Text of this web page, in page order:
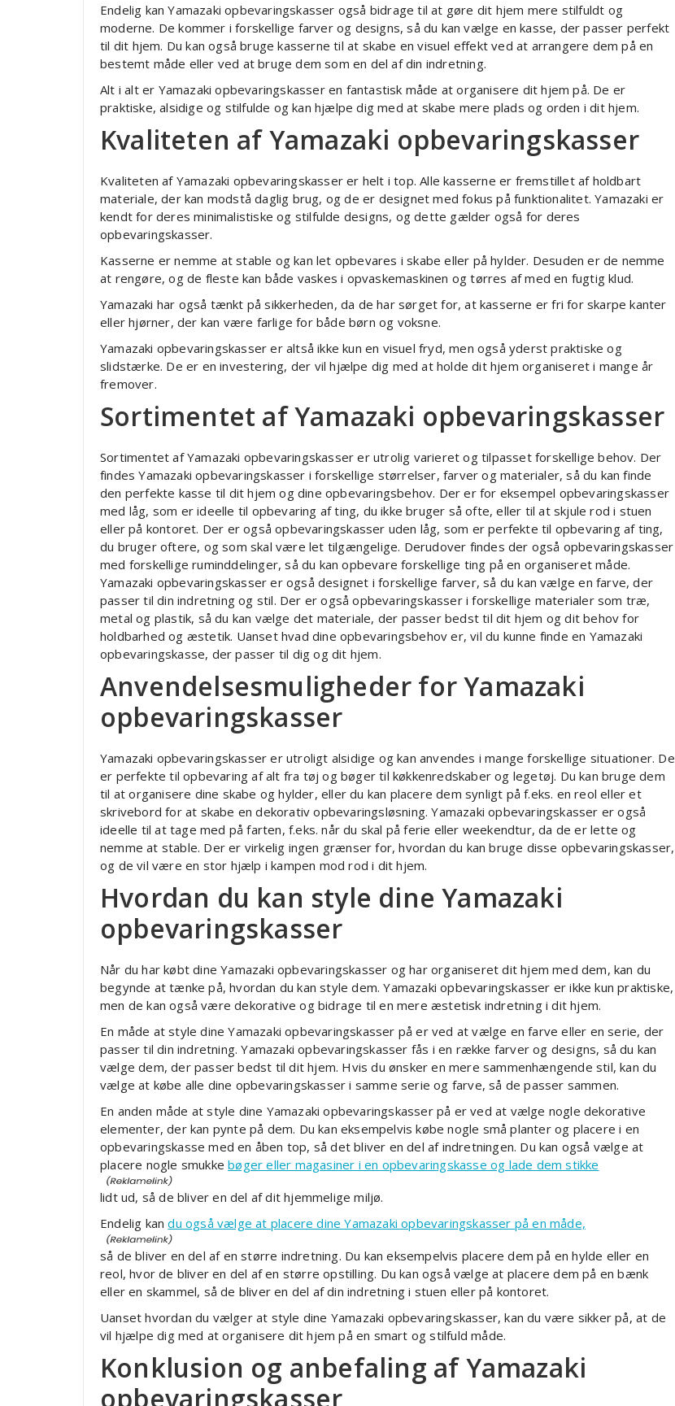
Endelig kan Yamazaki opbevaringskasser også bidrage til at gøre dit hjem mere stilfuldt og
moderne. De kommer i forskellige farver og designs, så du kan vælge en kasse, der passer perfekt
til dit hjem. Du kan også bruge kasserne til at skabe en visuel effekt ved at arrangere dem på en
bestemt måde eller ved at bruge dem som en del af din indretning.
Alt i alt er Yamazaki opbevaringskasser en fantastisk måde at organisere dit hjem på. De er
praktiske, alsidige og stilfulde og kan hjælpe dig med at skabe mere plads og orden i dit hjem.
Kvaliteten af Yamazaki opbevaringskasser
Kvaliteten af Yamazaki opbevaringskasser er helt i top. Alle kasserne er fremstillet af holdbart
materiale, der kan modstå daglig brug, og de er designet med fokus på funktionalitet. Yamazaki er
kendt for deres minimalistiske og stilfulde designs, og dette gælder også for deres
opbevaringskasser.
Kasserne er nemme at stable og kan let opbevares i skabe eller på hylder. Desuden er de nemme
at rengøre, og de fleste kan både vaskes i opvaskemaskinen og tørres af med en fugtig klud.
Yamazaki har også tænkt på sikkerheden, da de har sørget for, at kasserne er fri for skarpe kanter
eller hjørner, der kan være farlige for både børn og voksne.
Yamazaki opbevaringskasser er altså ikke kun en visuel fryd, men også yderst praktiske og
slidstærke. De er en investering, der vil hjælpe dig med at holde dit hjem organiseret i mange år
fremover.
Sortimentet af Yamazaki opbevaringskasser
Sortimentet af Yamazaki opbevaringskasser er utrolig varieret og tilpasset forskellige behov. Der
findes Yamazaki opbevaringskasser i forskellige størrelser, farver og materialer, så du kan finde
den perfekte kasse til dit hjem og dine opbevaringsbehov. Der er for eksempel opbevaringskasser
med låg, som er ideelle til opbevaring af ting, du ikke bruger så ofte, eller til at skjule rod i stuen
eller på kontoret. Der er også opbevaringskasser uden låg, som er perfekte til opbevaring af ting,
du bruger oftere, og som skal være let tilgængelige. Derudover findes der også opbevaringskasser
med forskellige ruminddelinger, så du kan opbevare forskellige ting på en organiseret måde.
Yamazaki opbevaringskasser er også designet i forskellige farver, så du kan vælge en farve, der
passer til din indretning og stil. Der er også opbevaringskasser i forskellige materialer som træ,
metal og plastik, så du kan vælge det materiale, der passer bedst til dit hjem og dit behov for
holdbarhed og æstetik. Uanset hvad dine opbevaringsbehov er, vil du kunne finde en Yamazaki
opbevaringskasse, der passer til dig og dit hjem.
Anvendelsesmuligheder for Yamazaki
opbevaringskasser
Yamazaki opbevaringskasser er utroligt alsidige og kan anvendes i mange forskellige situationer. De
er perfekte til opbevaring af alt fra tøj og bøger til køkkenredskaber og legetøj. Du kan bruge dem
til at organisere dine skabe og hylder, eller du kan placere dem synligt på f.eks. en reol eller et
skrivebord for at skabe en dekorativ opbevaringsløsning. Yamazaki opbevaringskasser er også
ideelle til at tage med på farten, f.eks. når du skal på ferie eller weekendtur, da de er lette og
nemme at stable. Der er virkelig ingen grænser for, hvordan du kan bruge disse opbevaringskasser,
og de vil være en stor hjælp i kampen mod rod i dit hjem.
Hvordan du kan style dine Yamazaki
opbevaringskasser
Når du har købt dine Yamazaki opbevaringskasser og har organiseret dit hjem med dem, kan du
begynde at tænke på, hvordan du kan style dem. Yamazaki opbevaringskasser er ikke kun praktiske,
men de kan også være dekorative og bidrage til en mere æstetisk indretning i dit hjem.
En måde at style dine Yamazaki opbevaringskasser på er ved at vælge en farve eller en serie, der
passer til din indretning. Yamazaki opbevaringskasser fås i en række farver og designs, så du kan
vælge dem, der passer bedst til dit hjem. Hvis du ønsker en mere sammenhængende stil, kan du
vælge at købe alle dine opbevaringskasser i samme serie og farve, så de passer sammen.
En anden måde at style dine Yamazaki opbevaringskasser på er ved at vælge nogle dekorative
elementer, der kan pynte på dem. Du kan eksempelvis købe nogle små planter og placere i en
opbevaringskasse med en åben top, så det bliver en del af indretningen. Du kan også vælge at
placere nogle smukkebøger eller magasiner i en opbevaringskasse og lade dem stikke
lidt ud, så de bliver en del af dit hjemmelige miljø.
Endelig kandu også vælge at placere dine Yamazaki opbevaringskasser på en måde,
så de bliver en del af en større indretning. Du kan eksempelvis placere dem på en hylde eller en
reol, hvor de bliver en del af en større opstilling. Du kan også vælge at placere dem på en bænk
eller en skammel, så de bliver en del af din indretning i stuen eller på kontoret.
Uanset hvordan du vælger at style dine Yamazaki opbevaringskasser, kan du være sikker på, at de
vil hjælpe dig med at organisere dit hjem på en smart og stilfuld måde.
Konklusion og anbefaling af Yamazaki
opbevaringskasser